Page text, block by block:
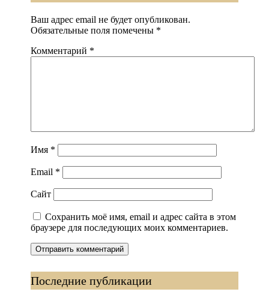
Ваш адрес email не будет опубликован.
Обязательные поля помечены *
Комментарий *
Имя *
Email *
Сайт
Сохранить моё имя, email и адрес сайта в этом
браузере для последующих моих комментариев.
Последние публикации